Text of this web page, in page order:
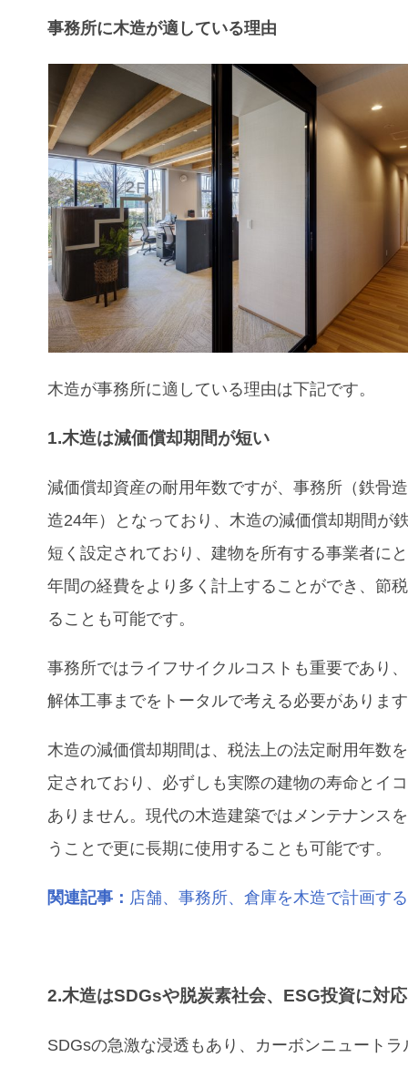
事務所に木造が適している理由
木造が事務所に適している理由は下記です。
1.木造は減価償却期間が短い
減価償却資産の耐用年数ですが、事務所（鉄骨
造24年）となっており、木造の減価償却期間が
短く設定されており、建物を所有する事業者に
年間の経費をより多く計上することができ、節
ることも可能です。
事務所ではライフサイクルコストも重要であり
解体工事までをトータルで考える必要がありま
木造の減価償却期間は、税法上の法定耐用年数
定されており、必ずしも実際の建物の寿命とイ
ありません。現代の木造建築ではメンテナンス
うことで更に長期に使用することも可能です。
関連記事： 店舗、事務所、倉庫を木造で計画す
2.木造はSDGsや脱炭素社会、ESG投資に対
SDGsの急激な浸透もあり、カーボンニュートラ